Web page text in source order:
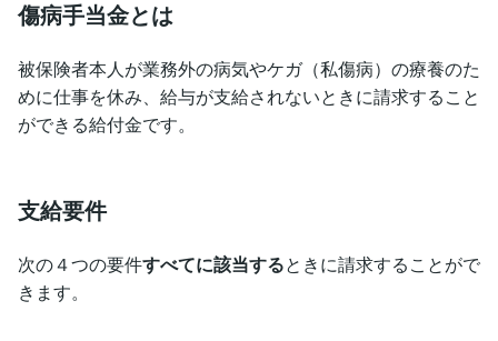
傷病手当金とは
被保険者本人が業務外の病気やケガ（私傷病）の療養のた
めに仕事を休み、給与が支給されないときに請求すること
ができる給付金です。
支給要件
次の４つの要件すべてに該当するときに請求することがで
きます。